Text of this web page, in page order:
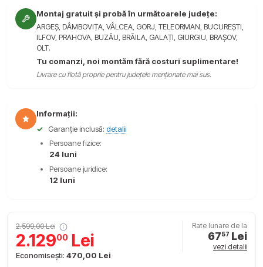
Montaj gratuit și probă în următoarele județe:
ARGEȘ, DÂMBOVIȚA, VÂLCEA, GORJ, TELEORMAN, BUCUREȘTI,
ILFOV, PRAHOVA, BUZĂU, BRĂILA, GALAȚI, GIURGIU, BRAȘOV,
OLT.
Tu comanzi, noi montăm fără costuri suplimentare!
Livrare cu flotă proprie pentru județele menționate mai sus.
Informații:
✓
Garanție inclusă: detalii
Persoane fizice:
24 luni
Persoane juridice:
12 luni
2.599,00 Lei
2.12900 Lei
Economisești: 470,00 Lei
Rate lunare de la
6757 Lei
vezi detalii